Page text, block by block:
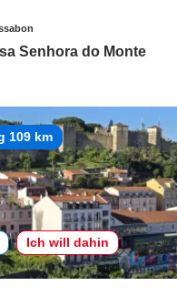
Senhora do Monte
109 km
Ich will dahin